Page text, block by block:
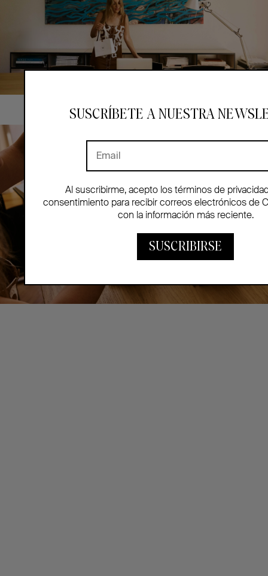
SUSCRÍBETE A NUESTRA
Al suscribirme, acepto los términos de
consentimiento para recibir correos electrónicos de
con la información más reciente.
SUSCRIBIRSE